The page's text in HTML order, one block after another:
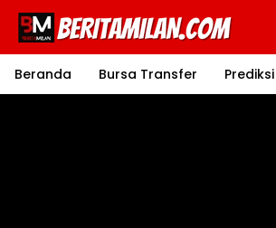
Langsung
konten
Beranda
Bursa Transfer